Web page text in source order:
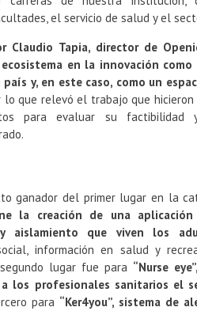
el servicio de salud y el
Claudio Tapia, director de
en la innovación
y, en este caso, como un
lo que relevó el trabajo que hicieron
para evaluar su factibilidad
ganador del primer lugar en la
la creación de una
aislamiento que viven los
información en salud y
lugar fue para “Nurse
los profesionales sanitarios el
para “Ker4you”, sistema de